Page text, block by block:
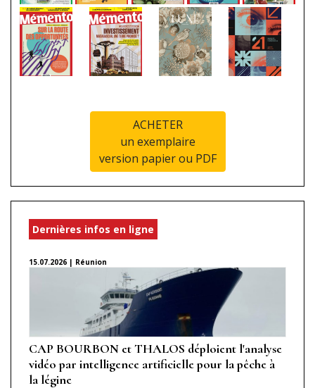
ACHETER
un exemplaire
version papier ou PDF
Dernières infos en ligne
15.07.2026 | Réunion
CAP BOURBON et THALOS déploient l'analyse
vidéo par intelligence artificielle pour la pêche à
la légine